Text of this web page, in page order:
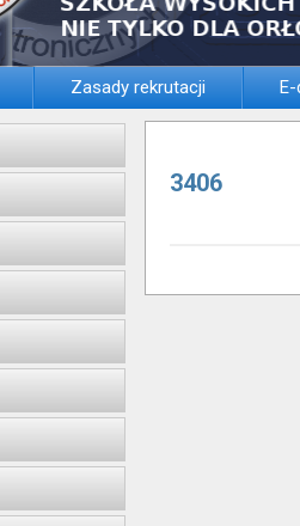
Zasady rekrutacji
3406